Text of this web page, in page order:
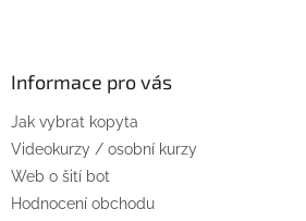
Informace pro vás
Jak vybrat kopyta
Videokurzy / osobní kurzy
Web o šití bot
Hodnocení obchodu